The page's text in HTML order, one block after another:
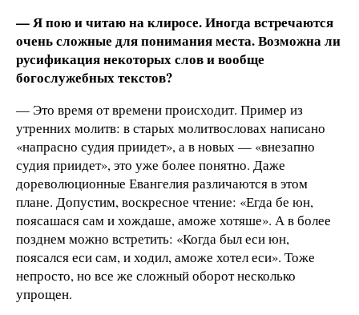
— Я пою и читаю на клиросе. Иногда встречаются
очень сложные для понимания места. Возможна ли
русификация некоторых слов и вообще
богослужебных текстов?
— Это время от времени происходит. Пример из
утренних молитв: в старых молитвословах написано
«напрасно судия приидет», а в новых — «внезапно
судия приидет», это уже более понятно. Даже
дореволюционные Евангелия различаются в этом
плане. Допустим, воскресное чтение: «Егда бе юн,
поясашася сам и хождаше, аможе хотяше». А в более
позднем можно встретить: «Когда был еси юн,
поясался еси сам, и ходил, аможе хотел еси». Тоже
непросто, но все же сложный оборот несколько
упрощен.